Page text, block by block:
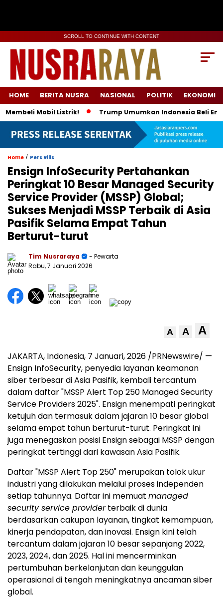
SCROLL TO CONTINUE WITH CONTENT
HOME BERITA NUSRA NASIONAL POLITIK EKONOMI
Mobil Listrik! Trump Umumkan Indonesia Beli Energi &
Home / Pers Rilis
Ensign InfoSecurity Pertahankan
Peringkat 10 Besar Managed Security
Service Provider (MSSP) Global;
Sukses Menjadi MSSP Terbaik di Asia
Pasifik Selama Empat Tahun
Berturut-turut
Tim Nusraraya
- Pewarta
Rabu, 7 Januari 2026
A A A
JAKARTA, Indonesia, 7 Januari, 2026 /PRNewswire/ —
Ensign InfoSecurity, penyedia layanan keamanan
siber terbesar di Asia Pasifik, kembali tercantum
dalam daftar "MSSP Alert Top 250 Managed Security
Service Providers 2025". Ensign menempati peringkat
ketujuh dan termasuk dalam jajaran 10 besar global
selama empat tahun berturut-turut. Peringkat ini
juga menegaskan posisi Ensign sebagai MSSP dengan
peringkat tertinggi dari kawasan Asia Pasifik.
Daftar "MSSP Alert Top 250" merupakan tolok ukur
industri yang dilakukan melalui proses independen
setiap tahunnya. Daftar ini memuat managed
security service providerterbaik di dunia
berdasarkan cakupan layanan, tingkat kemampuan,
kinerja pendapatan, dan inovasi. Ensign kini telah
tercantum dalam jajaran 10 besar sepanjang 2022,
2023, 2024, dan 2025. Hal ini mencerminkan
pertumbuhan berkelanjutan dan keunggulan
operasional di tengah meningkatnya ancaman siber
global.